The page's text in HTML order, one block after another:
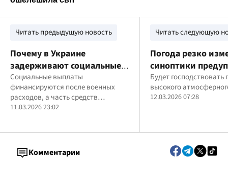
Читать предыдущую новость
Почему в Украине
задерживают социальные
выплаты в 2026 году:
объяснение
Социальные выплаты
финансируются после военных
расходов, а часть средств
поступает от международных
11.03.2026 23:02
Читать следующую
Погода резко
синоптики
украинцев об
явлениях
Будет господствовать
высокого
12.03.2026 07:28
Комментарии